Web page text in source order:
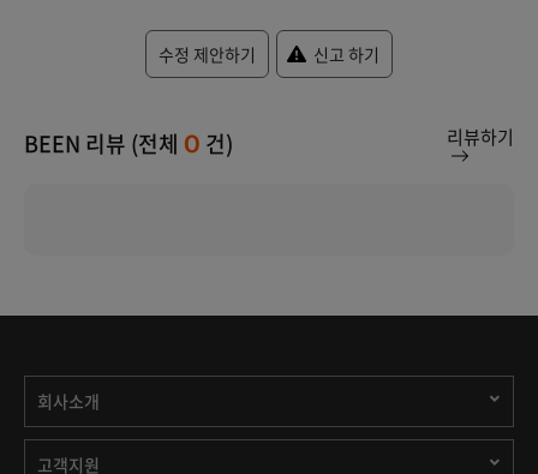
수정 제안하기 신고 하기
BEEN 리뷰 (전체 0 건) 리뷰하기
회사소개
고객지원